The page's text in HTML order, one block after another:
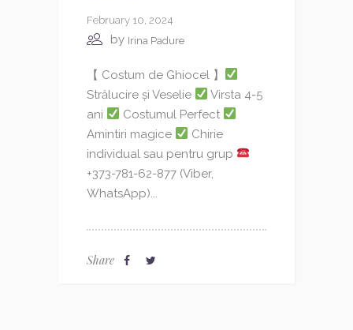
February 10, 2024
by Irina Padure
【 Costum de Ghiocel 】
Strălucire și Veselie
Virsta 4-5
ani
Costumul Perfect
Amintiri magice
Chirie
individual sau pentru grup
+373-781-62-877 (Viber,
WhatsApp)...
Share